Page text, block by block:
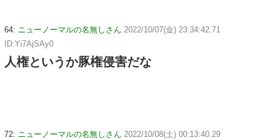
64: ニューノーマルの名無しさん 2022/10/07(金) 23:34:42.71
ID:Yi7AjSAy0
人権というか豚権侵害だな
72: ニューノーマルの名無しさん 2022/10/08(土) 00:13:40.29